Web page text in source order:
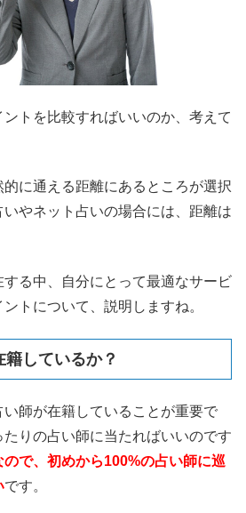
トを比較すればいいのか、考えて
に通える距離にあるところが選択
やネット占いの場合には、距離は
る中、自分にとって最適なサービ
トについて、説明しますね。
しているか？
い師が在籍していることが重要で
りの占い師に当たればいいのです
ので、初めから100%の占い師に巡
です。